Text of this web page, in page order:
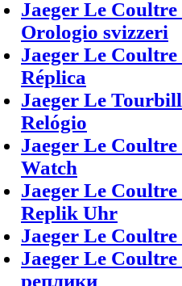
Jaeger Le
Orologio svizzeri
Jaeger Le
Réplica
Jaeger Le
Relógio
Jaeger Le
Watch
Jaeger Le
Replik Uhr
Jaeger Le
Jaeger Le
реплики